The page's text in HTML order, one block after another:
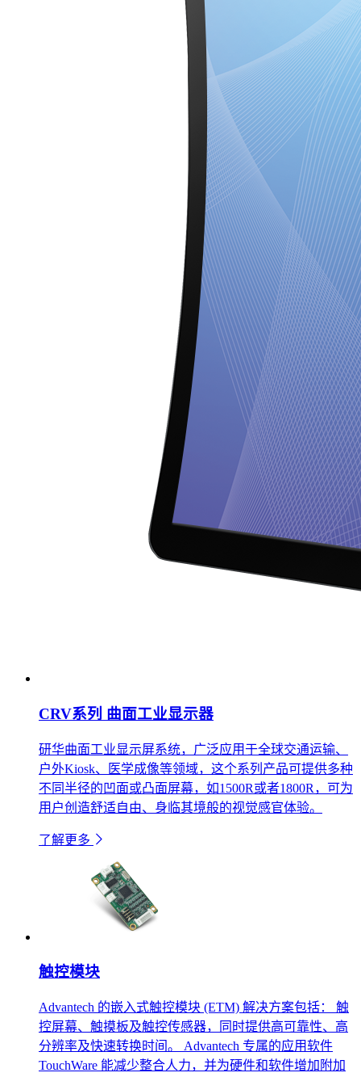
CRV系列 曲面工业显示器
研华曲面工业显示屏系统，广泛应用于全球交通运输、
户外Kiosk、医学成像等领域，这个系列产品可提供多种
不同半径的凹面或凸面屏幕，如1500R或者1800R，可为
用户创造舒适自由、身临其境般的视觉感官体验。
了解更多
触控模块
Advantech 的嵌入式触控模块 (ETM) 解决方案包括： 触
控屏幕、触摸板及触控传感器，同时提供高可靠性、高
分辨率及快速转换时间。 Advantech 专属的应用软件
TouchWare 能减少整合人力，并为硬件和软件增加附加